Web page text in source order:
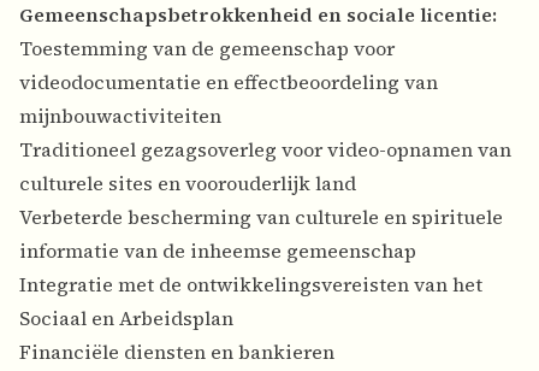
Gemeenschapsbetrokkenheid en sociale licentie:
Toestemming van de gemeenschap voor
videodocumentatie en effectbeoordeling van
mijnbouwactiviteiten
Traditioneel gezagsoverleg voor video-opnamen van
culturele sites en voorouderlijk land
Verbeterde bescherming van culturele en spirituele
informatie van de inheemse gemeenschap
Integratie met de ontwikkelingsvereisten van het
Sociaal en Arbeidsplan
Financiële diensten en bankieren